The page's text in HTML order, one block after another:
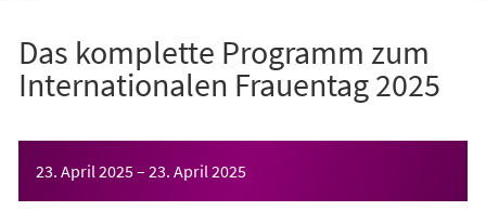
Das komplette Programm zum
Internationalen Frauentag 2025
23. April 2025– 23. April 2025